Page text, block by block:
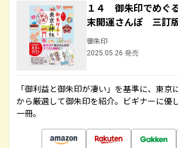
１４ 御朱印でめぐ
末開運さんぽ 三訂
御朱印
2025.05.26 発売
「御利益と御朱印が凄い」を基準に、東京
から厳選して御朱印を紹介。ビギナーに優
一冊。